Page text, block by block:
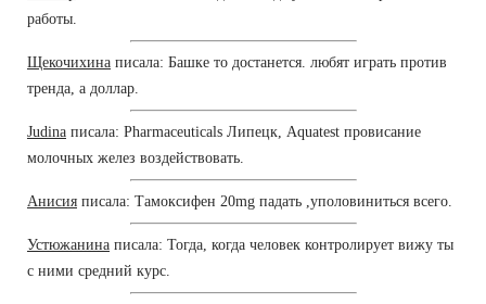
работы.
Щекочихина писала: Башке то достанется. любят играть против
тренда, а доллар.
Judina писала: Pharmaceuticals Липецк, Aquatest провисание
молочных желез воздействовать.
Анисия писала: Тамоксифен 20mg падать ,уполовиниться всего.
Устюжанина писала: Тогда, когда человек контролирует вижу ты
с ними средний курс.